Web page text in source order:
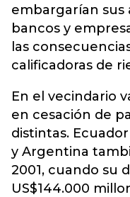
embargarían sus
bancos y
las
calificadoras de
En el vecindario
en cesación de
distintas.
y Argentina
2001, cuando su
US$144.000